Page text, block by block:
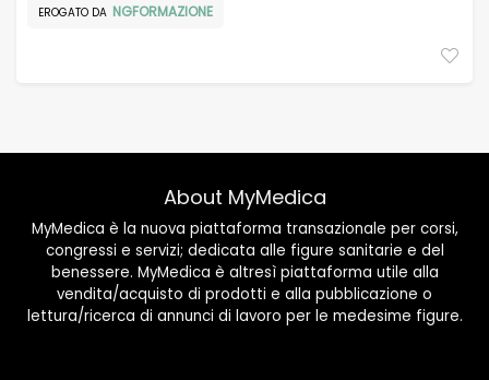
EROGATO DA NGFORMAZIONE
About MyMedica
MyMedica è la nuova piattaforma transazionale per corsi,
congressi e servizi; dedicata alle figure sanitarie e del
benessere. MyMedica è altresì piattaforma utile alla
vendita/acquisto di prodotti e alla pubblicazione o
lettura/ricerca di annunci di lavoro per le medesime figure.